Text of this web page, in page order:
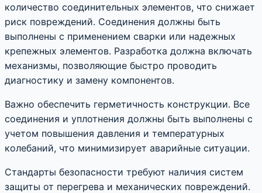
количество соединительных элементов, что снижает
риск повреждений. Соединения должны быть
выполнены с применением сварки или надежных
крепежных элементов. Разработка должна включать
механизмы, позволяющие быстро проводить
диагностику и замену компонентов.
Важно обеспечить герметичность конструкции. Все
соединения и уплотнения должны быть выполнены с
учетом повышения давления и температурных
колебаний, что минимизирует аварийные ситуации.
Стандарты безопасности требуют наличия систем
защиты от перегрева и механических повреждений.